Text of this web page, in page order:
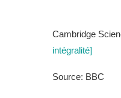
Cambridge
intégralité]
Source: BBC